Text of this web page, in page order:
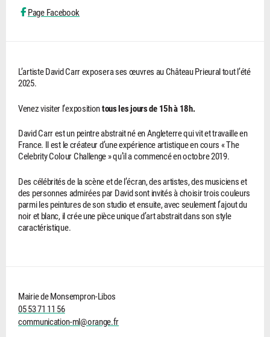
Page Facebook
L’artiste David Carr exposera ses œuvres au Château Prieural tout l’été
2025.
Venez visiter l’expositiontous les jours de 15h à 18h.
David Carr est un peintre abstrait né en Angleterre qui vit et travaille en
France. Il est le créateur d’une expérience artistique en cours « The
Celebrity Colour Challenge » qu’il a commencé en octobre 2019.
Des célébrités de la scène et de l’écran, des artistes, des musiciens et
des personnes admirées par David sont invités à choisir trois couleurs
parmi les peintures de son studio et ensuite, avec seulement l’ajout du
noir et blanc, il crée une pièce unique d’art abstrait dans son style
caractéristique.
Mairie de Monsempron-Libos
05 53 71 11 56
communication-ml@orange.fr